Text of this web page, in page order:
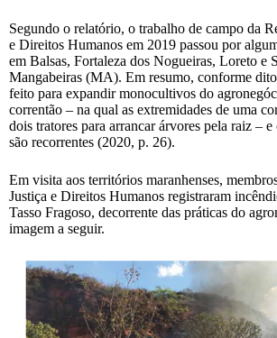
Segundo o relatório, o trabalho de campo da
e Direitos Humanos em 2019 passou por
em Balsas, Fortaleza dos Nogueiras, Loreto e
Mangabeiras (MA). Em resumo, conforme
feito para expandir monocultivos do
correntão – na qual as extremidades de uma
dois tratores para arrancar árvores pela raiz – e
são recorrentes (2020, p. 26).
Em visita aos territórios maranhenses,
Justiça e Direitos Humanos registraram
Tasso Fragoso, decorrente das práticas do
imagem a seguir.